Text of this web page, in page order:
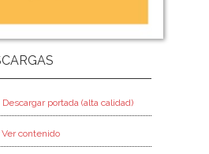
Descargar portada (alta calidad)
Ver contenido